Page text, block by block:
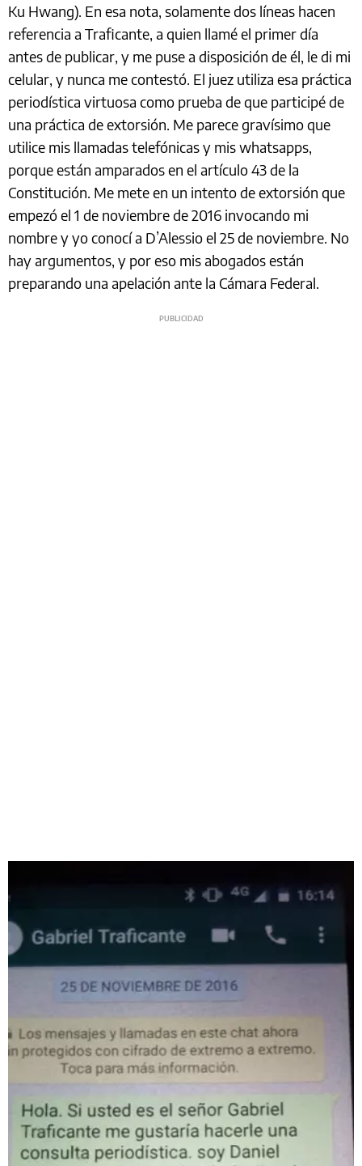
Ku Hwang). En esa nota, solamente dos líneas hacen
referencia a Traficante, a quien llamé el primer día
antes de publicar, y me puse a disposición de él, le di mi
celular, y nunca me contestó. El juez utiliza esa práctica
periodística virtuosa como prueba de que participé de
una práctica de extorsión. Me parece gravísimo que
utilice mis llamadas telefónicas y mis whatsapps,
porque están amparados en el artículo 43 de la
Constitución. Me mete en un intento de extorsión que
empezó el 1 de noviembre de 2016 invocando mi
nombre y yo conocí a D’Alessio el 25 de noviembre. No
hay argumentos, y por eso mis abogados están
preparando una apelación ante la Cámara Federal.